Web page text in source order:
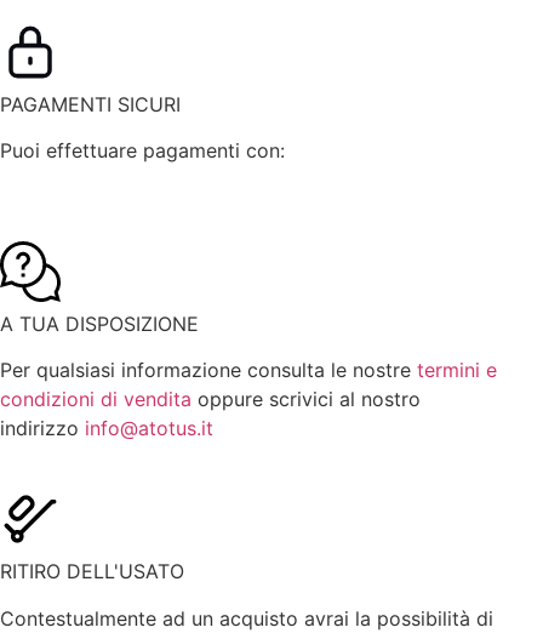
PAGAMENTI SICURI
Puoi effettuare pagamenti con:
A TUA DISPOSIZIONE
Per qualsiasi informazione consulta le nostre termini e
condizioni di vendita oppure scrivici al nostro
indirizzo info@atotus.it
RITIRO DELL'USATO
Contestualmente ad un acquisto avrai la possibilità di